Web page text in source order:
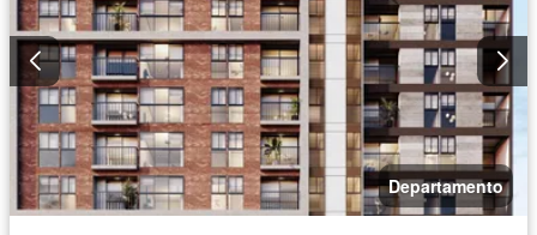
Departamento